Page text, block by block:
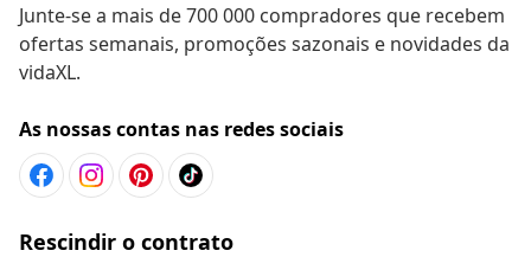
Junte-se a mais de 700 000 compradores que recebem
ofertas semanais, promoções sazonais e novidades da
vidaXL.
As nossas contas nas redes sociais
Rescindir o contrato